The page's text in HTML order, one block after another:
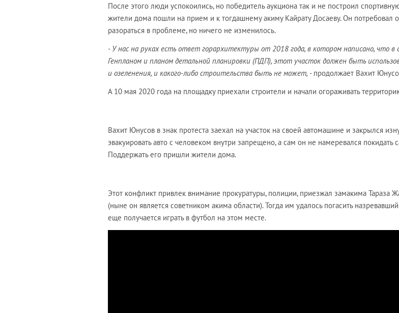
После этого люди успокоились, но победитель аукциона так и не построил
жители дома пошли на прием и к тогдашнему акиму Кайрату Досаеву. Он потребовал
разораться в проблеме, но ничего не изменилось.
- У нас на руках есть ответ горархитектуры от 2018 года, в котором написано, что в
Генпланом и планом детальной планировки (ПДП), этот участок должен быть
и озеленения, и какого-либо строительства быть не может, - продолжает Вахит
А 10 мая 2020 года на площадку приехали строители и начали огораживать
Вахит Юнусов в знак протеста заехал на участок на своей автомашине и закрылся
эвакуировать авто с человеком внутри запрещено, а сам он не намеревался покидать
Поддержать его пришли жители дома.
Этот конфликт привлек внимание прокуратуры, полиции, приезжал замакима
(ныне он является советником акима области). Тогда им удалось погасить
еще получается играть в футбол на этом месте.